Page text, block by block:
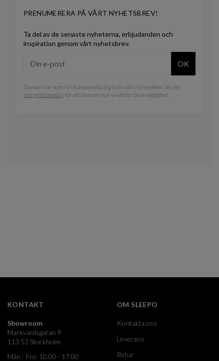
PRENUMERERA PÅ VÅRT NYHETSBREV!
Ta del av de senaste nyheterna, erbjudanden och
inspiration genom vårt nyhetsbrev.
OK
Du kan när som helst avanmäla dig från vårt nyhetsbrev. Se vår
integritetspolicyför att läsa om hur vi vårdar dina uppgifter.
KONTAKT
Showroom
Markvardsgatan 9
113 53 Stockholm
Mån - Fre: 10.00 - 17.00
OM SLEEPO
Kontakta oss
Leverans
Retur